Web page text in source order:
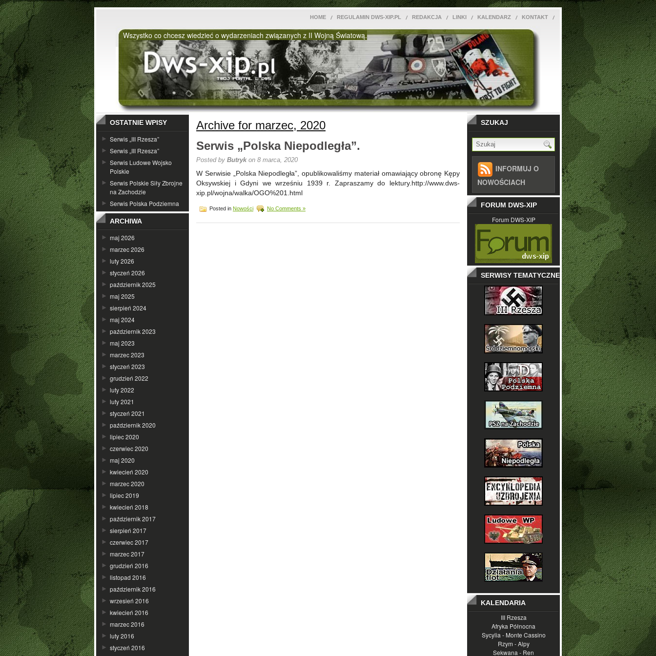
HOME REGULAMIN DWS-XIP.PL REDAKCJA LINKI KALENDARZ KONTAKT
Wszystko co chcesz wiedzieć o wydarzeniach związanych z II Wojną Światową.
START NOWOŚCI
OSTATNIE WPISY
Serwis „III Rzesza”
Serwis „III Rzesza”
Serwis Ludowe Wojsko
Polskie
Serwis Polskie Siły Zbrojne
na Zachodzie
Serwis Polska Podziemna
ARCHIWA
maj 2026
marzec 2026
luty 2026
styczeń 2026
październik 2025
maj 2025
sierpień 2024
maj 2024
październik 2023
maj 2023
marzec 2023
styczeń 2023
grudzień 2022
luty 2022
luty 2021
styczeń 2021
październik 2020
lipiec 2020
czerwiec 2020
maj 2020
kwiecień 2020
marzec 2020
lipiec 2019
kwiecień 2018
październik 2017
sierpień 2017
czerwiec 2017
marzec 2017
grudzień 2016
listopad 2016
październik 2016
wrzesień 2016
kwiecień 2016
marzec 2016
luty 2016
styczeń 2016
Archive for marzec, 2020
Serwis „Polska Niepodległa”.
Posted by Butrykon 8 marca, 2020
W Serwisie „Polska Niepodległa”, opublikowaliśmy materiał omawiający obronę Kępy
Oksywskiej i Gdyni we wrześniu 1939 r. Zapraszamy do lektury.http://www.dws-
xip.pl/wojna/walka/OGO%201.html
Posted in Nowości No Comments »
SZUKAJ
INFORMUJ O
NOWOŚCIACH
FORUM DWS-XIP
Forum DWS-XIP
SERWISY TEMATYCZNE
KALENDARIA
III Rzesza
Afryka Północna
Sycylia - Monte Cassino
Rzym - Alpy
Sekwana - Ren